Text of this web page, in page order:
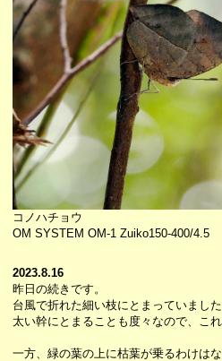
コノハチョウ
OM SYSTEM OM-1 Zuiko150-400/4.5
2023.8.16
昨日の続きです。
台風で折れた細い枝にとまっていました
太い幹にとまることも度々なので、これ
一方、緑の葉の上に枯葉が乗るわけは